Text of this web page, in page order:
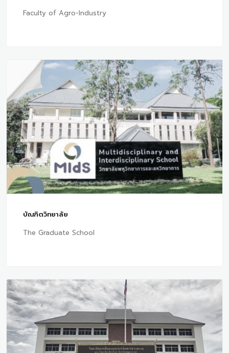
Faculty of Agro-Industry
บัณฑิตวิทยาลัย
The Graduate School